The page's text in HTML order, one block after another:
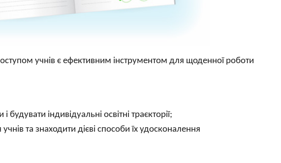
учнів є ефективним інструментом для щоденної роботи
індивідуальні освітні траєкторії;
та знаходити дієві способи їх удосконалення